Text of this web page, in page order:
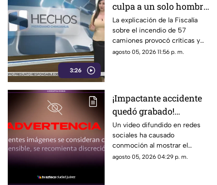
3:26
culpa a un solo hombre
por el incendio de un
lote 47 camiones de
papitas
La explicación de la Fiscalía
sobre el incendio de 57
camiones provocó críticas y
cuestionamientos a nivel
agosto 05, 2026 11:56 p. m.
¡Impactante accidente
quedó grabado!
Montacargas atropella
a un trabajador en una
zona portuaria y el
video se vuelve viral
Un video difundido en redes
sociales ha causado
conmoción al mostrar el
momento en que un trabajador
agosto 05, 2026 04:29 p. m.